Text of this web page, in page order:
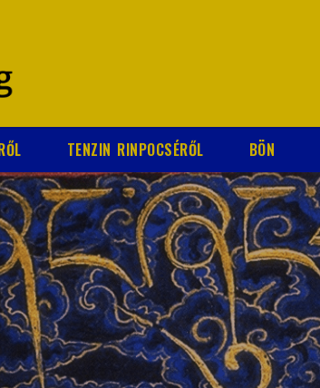
TENZIN RINPOCSÉRŐL BÖN